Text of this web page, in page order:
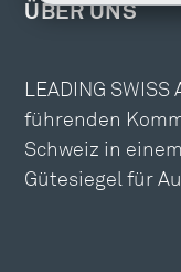
ÜBER UNS
LEADING
führenden
Schweiz in
Gütesiegel für